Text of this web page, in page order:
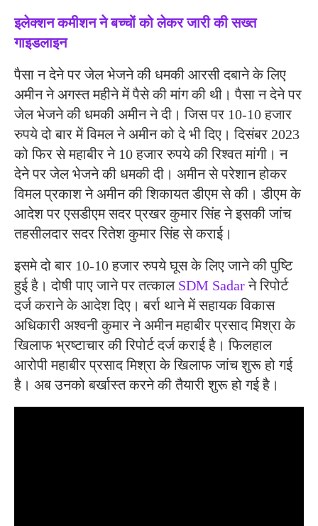
इलेक्शन कमीशन ने बच्चों को लेकर जारी की सख्त
गाइडलाइन
पैसा न देने पर जेल भेजने की धमकी आरसी दबाने के लिए
अमीन ने अगस्त महीने में पैसे की मांग की थी। पैसा न देने पर
जेल भेजने की धमकी अमीन ने दी। जिस पर 10-10 हजार
रुपये दो बार में विमल ने अमीन को दे भी दिए। दिसंबर 2023
को फिर से महाबीर ने 10 हजार रुपये की रिश्वत मांगी। न
देने पर जेल भेजने की धमकी दी। अमीन से परेशान होकर
विमल प्रकाश ने अमीन की शिकायत डीएम से की। डीएम के
आदेश पर एसडीएम सदर प्रखर कुमार सिंह ने इसकी जांच
तहसीलदार सदर रितेश कुमार सिंह से कराई।
इसमे दो बार 10-10 हजार रुपये घूस के लिए जाने की पुष्टि
हुई है। दोषी पाए जाने पर तत्काल SDM Sadarने रिपोर्ट
दर्ज कराने के आदेश दिए। बर्रा थाने में सहायक विकास
अधिकारी अश्वनी कुमार ने अमीन महाबीर प्रसाद मिश्रा के
खिलाफ भ्रष्टाचार की रिपोर्ट दर्ज कराई है। फिलहाल
आरोपी महाबीर प्रसाद मिश्रा के खिलाफ जांच शुरू हो गई
है। अब उनको बर्खास्त करने की तैयारी शुरू हो गई है।